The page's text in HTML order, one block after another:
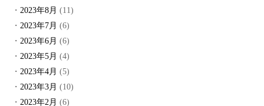
2023年8月 (11)
2023年7月 (6)
2023年6月 (6)
2023年5月 (4)
2023年4月 (5)
2023年3月 (10)
2023年2月 (6)